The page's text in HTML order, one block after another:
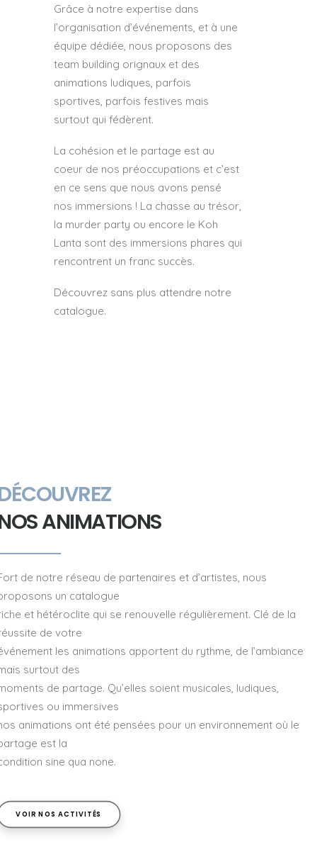
Grâce à notre expertise dans
l’organisation d’événements, et à une
équipe dédiée, nous proposons des
team building orignaux et des
animations ludiques, parfois
sportives, parfois festives mais
surtout qui fédèrent.
La cohésion et le partage est au
coeur de nos préoccupations et c’est
en ce sens que nous avons pensé
nos immersions ! La chasse au trésor,
la murder party ou encore le Koh
Lanta sont des immersions phares qui
rencontrent un franc succès.
Découvrez sans plus attendre notre
catalogue.
ANIMATIONS
de notre réseau de partenaires et d’artistes, nous
un catalogue
et hétéroclite qui se renouvelle régulièrement. Clé de la
de votre
les animations apportent du rythme, de l’ambiance
surtout des
de partage. Qu’elles soient musicales, ludiques,
ou immersives
animations ont été pensées pour un environnement où le
est la
sine qua none.
VOIR NOS ACTIVITÉS